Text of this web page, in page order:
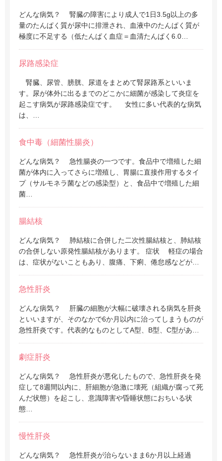
どんな病気？ 腎臓の障害により成人で1日3.5g以上の多
量のたんぱく質が尿中に排泄され、血液中のたんぱく質が
極度に不足する（低たんぱく血症＝血清たんぱく6.0…
尿路感染症
腎臓、尿管、膀胱、尿道をまとめて腎尿路系といいま
す。尿が体外に出るまでのどこかに細菌が感染して炎症を
起こす病気が尿路感染症です。 女性に多い代表的な病気
は、…
食中毒（細菌性腸炎）
どんな病気？ 急性腸炎の一つです。食品中で増殖した細
菌が体内に入ってさらに増殖し、胃腸に直接作用するタイ
プ（サルモネラ菌などの感染型）と、食品中で増殖した細
菌…
腸結核
どんな病気？ 肺結核に合併した二次性腸結核と、肺結核
の合併しない原発性腸結核があります。 症状 軽症の場合
は、症状がないこともあり、腹痛、下痢、倦怠感などが…
急性肝炎
どんな病気？ 肝臓の細胞が大幅に破壊される病気を肝炎
といいますが、そのなかで6か月以内に治ってしまうものが
急性肝炎です。代表的なものとしてA型、B型、C型があ…
劇症肝炎
どんな病気？ 急性肝炎が悪化したもので、急性肝炎を発
症して8週間以内に、肝細胞が急激に壊死（組織が腐って死
んだ状態）を起こし、意識障害や昏睡状態におちいる状
態…
慢性肝炎
どんな病気？ 急性肝炎が治らないまま6か月以上経過